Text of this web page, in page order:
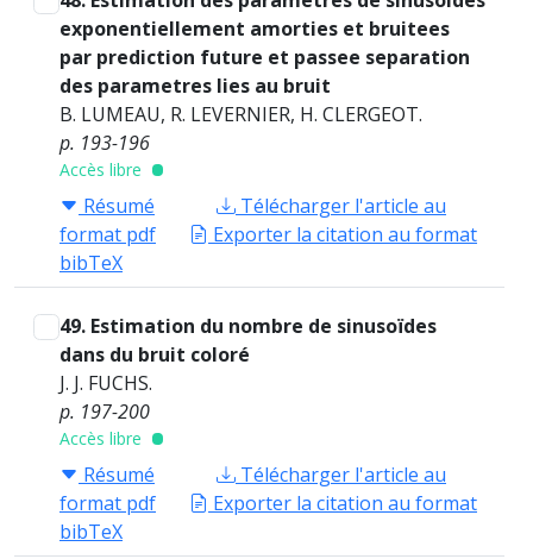
exponentiellement amorties et bruitees
par prediction future et passee separation
des parametres lies au bruit
B. LUMEAU, R. LEVERNIER, H. CLERGEOT.
p. 193-196
Accès libre
Résumé
Télécharger l'article au
format pdf
Exporter la citation au format
bibTeX
49. Estimation du nombre de sinusoïdes
dans du bruit coloré
J. J. FUCHS.
p. 197-200
Accès libre
Résumé
Télécharger l'article au
format pdf
Exporter la citation au format
bibTeX